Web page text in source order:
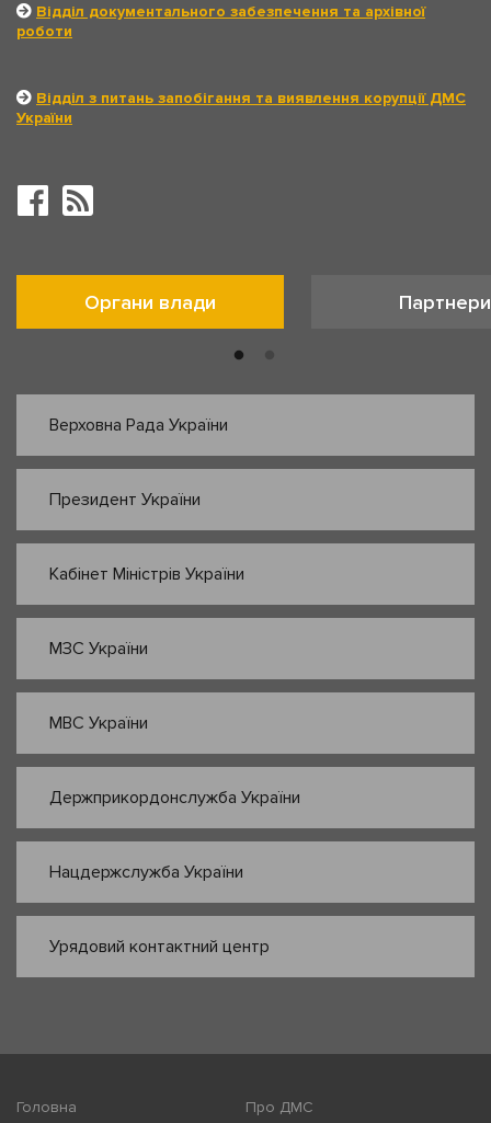
Відділ документального забезпечення та архівної
роботи
Відділ з питань запобігання та виявлення корупції ДМС
України
Органи влади Партнери
Верховна Рада України
Президент України
Кабінет Міністрів України
МЗС України
МВС України
Держприкордонслужба України
Нацдержслужба України
Урядовий контактний центр
Головна Про ДМС